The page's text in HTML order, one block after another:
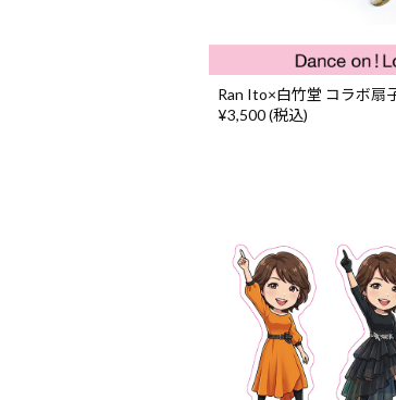
Ran Ito×白竹堂 コラボ扇
¥3,500 (税込)